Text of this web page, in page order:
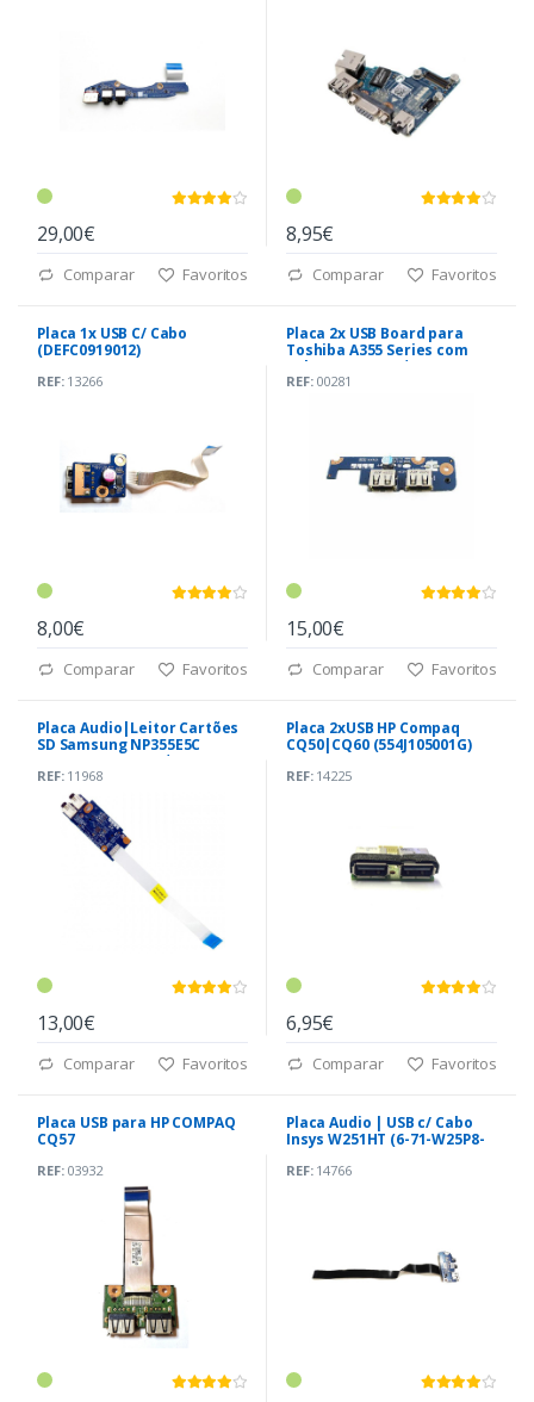
29,00€
Comparar Favoritos
8,95€
Comparar Favoritos
Placa 1x USB C/ Cabo
(DEFC0919012)
REF:13266
8,00€
Comparar Favoritos
Placa 2x USB Board para
Toshiba A355 Series com
cabo (LS-4575P) *
REF:00281
15,00€
Comparar Favoritos
Placa Audio|Leitor Cartões
SD Samsung NP355E5C
(QCLA4 LS-8864P) *
REF:11968
13,00€
Comparar Favoritos
Placa 2xUSB HP Compaq
CQ50|CQ60 (554J105001G)
REF:14225
6,95€
Comparar Favoritos
Placa USB para HP COMPAQ
CQ57
REF:03932
Placa Audio | USB c/ Cabo
Insys W251HT (6-71-W25P8-
REF:14766